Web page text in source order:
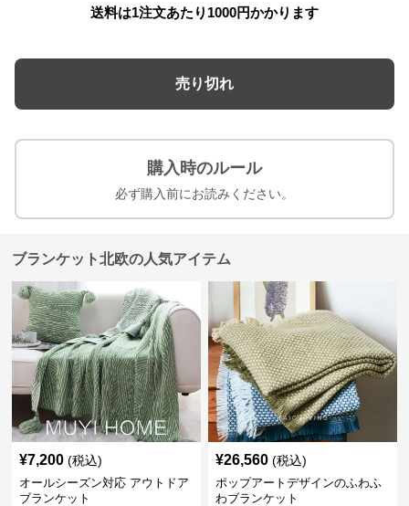
送料は1注文あたり 1000円かかります
売り切れ
購入時のルール
必ず購入前にお読みください。
ブランケット北欧の人気アイテム
¥7,200 (税込)
オールシーズン対応 アウトドア
ブランケット
¥26,560 (税込)
ポップアートデザインのふわふ
わブランケット